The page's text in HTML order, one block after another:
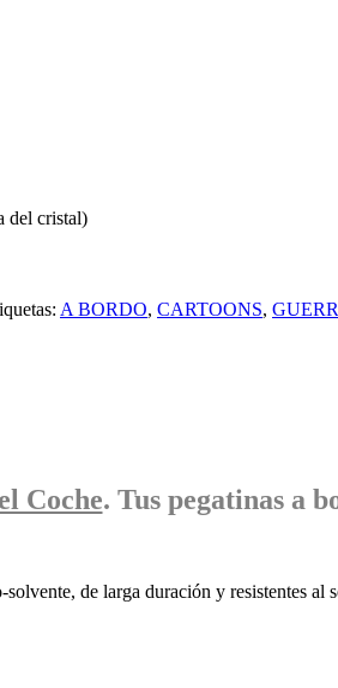
del cristal)
A BORDO, CARTOONS,
Coche. Tus pegatinasa
de larga duración y resistentes